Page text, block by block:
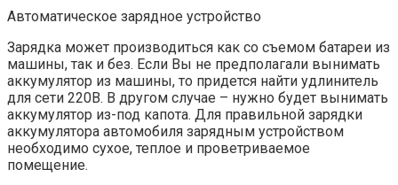
Автоматическое зарядное устройство
Зарядка может производиться как со съемом батареи из
машины, так и без. Если Вы не предполагали вынимать
аккумулятор из машины, то придется найти удлинитель
для сети 220В. В другом случае – нужно будет вынимать
аккумулятор из-под капота. Для правильной зарядки
аккумулятора автомобиля зарядным устройством
необходимо сухое, теплое и проветриваемое
помещение.